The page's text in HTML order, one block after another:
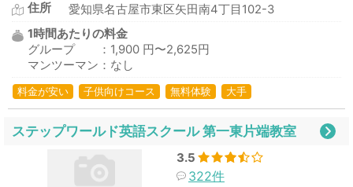
住所
愛知県名古屋市東区矢田南4丁目102-3
1時間あたりの料金
グループ ：1,900 円〜2,625円
マンツーマン：なし
料金が安い 子供向けコース 無料体験 大手
ステップワールド英語スクール 第一東片端教室
3.5
322件